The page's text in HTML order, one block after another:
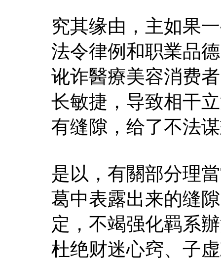
究其缘由，主如果
法令律例和职業品
讹诈醫療美容消费
长敏捷，导致相干
有缝隙，给了不法
是以，有關部分理
葛中表露出来的缝
定，不竭强化羁系
杜绝财迷心窍、子